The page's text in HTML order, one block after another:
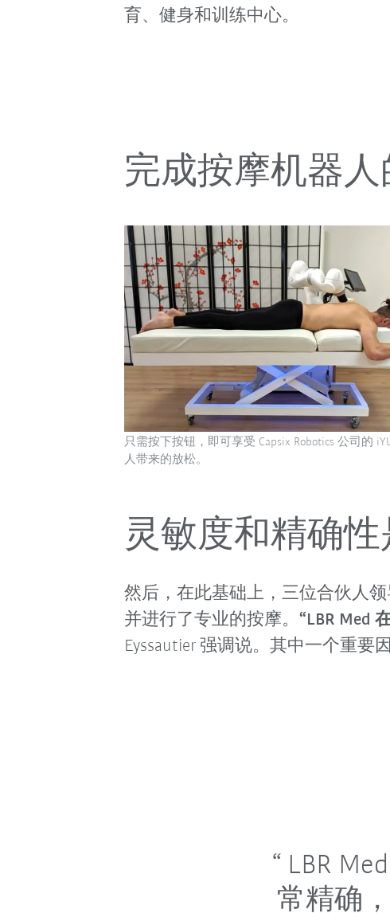
育、健身和训练中心。
完成按摩机器
只需按下按钮，即可享受 Capsix Robotics 公司的
人带来的放松。
灵敏度和精确
然后，在此基础上，三位合伙人
并进行了专业的按摩。 “LBR Med
Eyssautier 强调说。其中一个重
LBR
常精确